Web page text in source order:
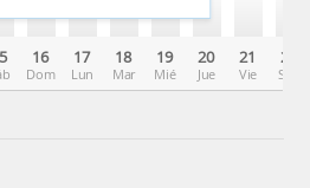
16
Dom
17
Lun
18
Mar
19
Mié
20
Jue
21
Vie
22
Sáb